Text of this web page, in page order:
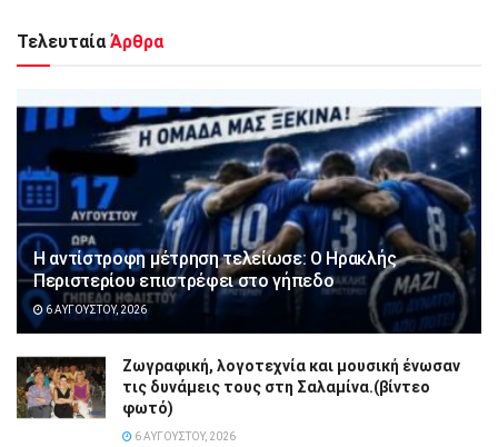
Τελευταία Άρθρα
Η αντίστροφη μέτρηση τελείωσε: Ο Ηρακλής
Περιστερίου επιστρέφει στο γήπεδο
6 ΑΥΓΟΎΣΤΟΥ, 2026
Ζωγραφική, λογοτεχνία και μουσική ένωσαν
τις δυνάμεις τους στη Σαλαμίνα.(βίντεο
φωτό)
6 ΑΥΓΟΎΣΤΟΥ, 2026